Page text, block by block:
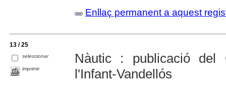
Enllaç permanent a aquest
13 / 25
seleccionar
imprimir
Nàutic : publicació del
l'Infant-Vandellós